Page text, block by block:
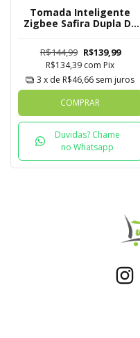
Tomada Inteligente
Zigbee Safira Dupla De
Tuya
R$144,99 R$139,99
R$134,39 com Pix
3 x de R$46,66 sem juros
COMPRAR
Duvidas? Chame
no Whatsapp